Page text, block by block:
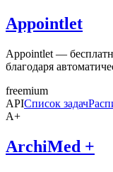
Appointlet
Appointlet —
благодаря
freemium
APIСписок задач
A+
ArchiMed +